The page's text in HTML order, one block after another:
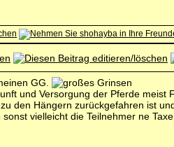
GG.
und Versorgung der Pferde
den Hängern zurückgefahren ist
vielleicht die Teilnehmer ne